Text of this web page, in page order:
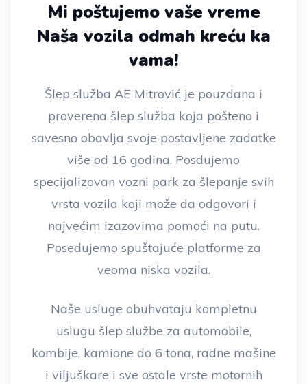
Mi poštujemo vaše vreme
Naša vozila odmah kreću ka
vama!
Šlep služba AE Mitrović je pouzdana i
proverena šlep služba koja pošteno i
savesno obavlja svoje postavljene zadatke
više od 16 godina. Posdujemo
specijalizovan vozni park za šlepanje svih
vrsta vozila koji može da odgovori i
najvećim izazovima pomoći na putu.
Posedujemo spuštajuće platforme za
veoma niska vozila.
Naše usluge obuhvataju kompletnu
uslugu šlep službe za automobile,
kombije, kamione do 6 tona, radne mašine
i viljuškare i sve ostale vrste motornih